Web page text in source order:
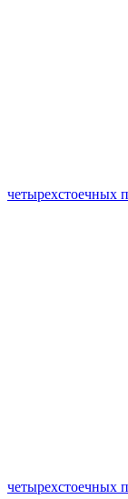
четырехстоечных
четырехстоечных